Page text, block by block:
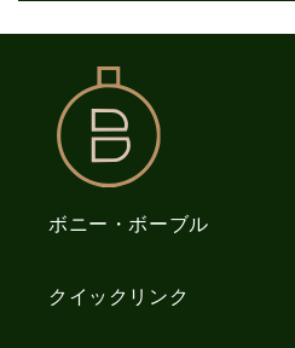
ボニー・ボーブル
クイックリンク